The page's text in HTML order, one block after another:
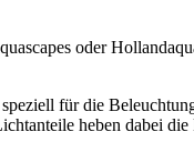
oder
für die
heben dabei